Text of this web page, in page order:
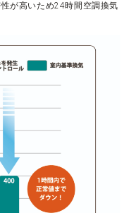
が高いため24時間空調換気